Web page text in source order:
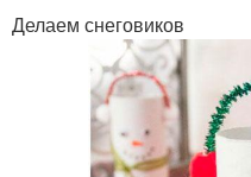
Делаем снеговиков